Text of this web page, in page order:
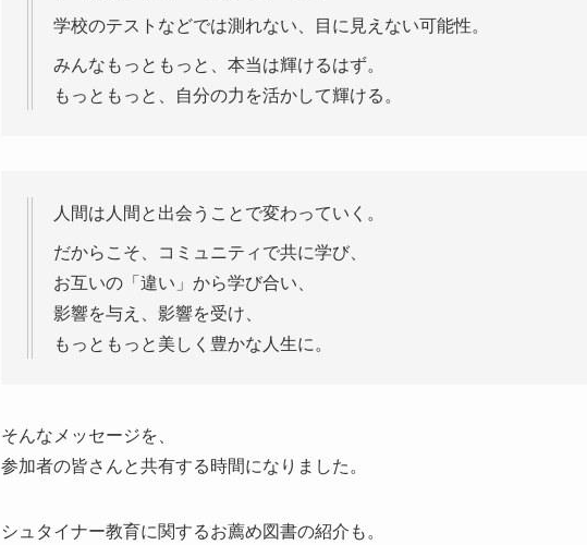
学校のテストなどでは測れない、目に見えない可能性。
みんなもっともっと、本当は輝けるはず。
もっともっと、自分の力を活かして輝ける。
人間は人間と出会うことで変わっていく。
だからこそ、コミュニティで共に学び、
お互いの「違い」から学び合い、
影響を与え、影響を受け、
もっともっと美しく豊かな人生に。
そんなメッセージを、
参加者の皆さんと共有する時間になりました。
シュタイナー教育に関するお薦め図書の紹介も。